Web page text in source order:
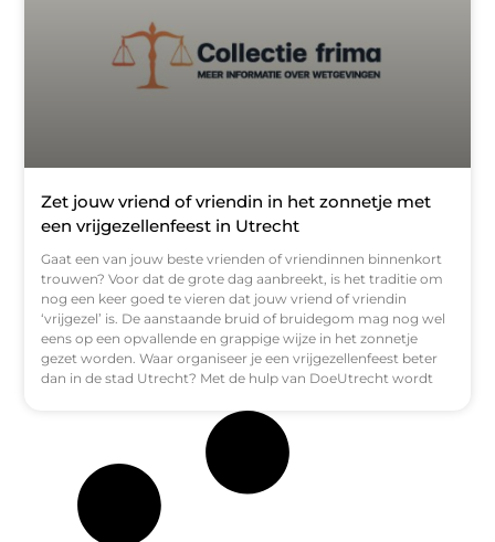
Zet jouw vriend of vriendin in het zonnetje met
een vrijgezellenfeest in Utrecht
Gaat een van jouw beste vrienden of vriendinnen binnenkort
trouwen? Voor dat de grote dag aanbreekt, is het traditie om
nog een keer goed te vieren dat jouw vriend of vriendin
‘vrijgezel’ is. De aanstaande bruid of bruidegom mag nog wel
eens op een opvallende en grappige wijze in het zonnetje
gezet worden. Waar organiseer je een vrijgezellenfeest beter
dan in de stad Utrecht? Met de hulp van DoeUtrecht wordt